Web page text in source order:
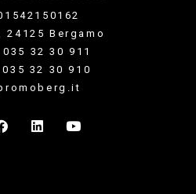
24125 Bergamo
32 30 911
32 30 910